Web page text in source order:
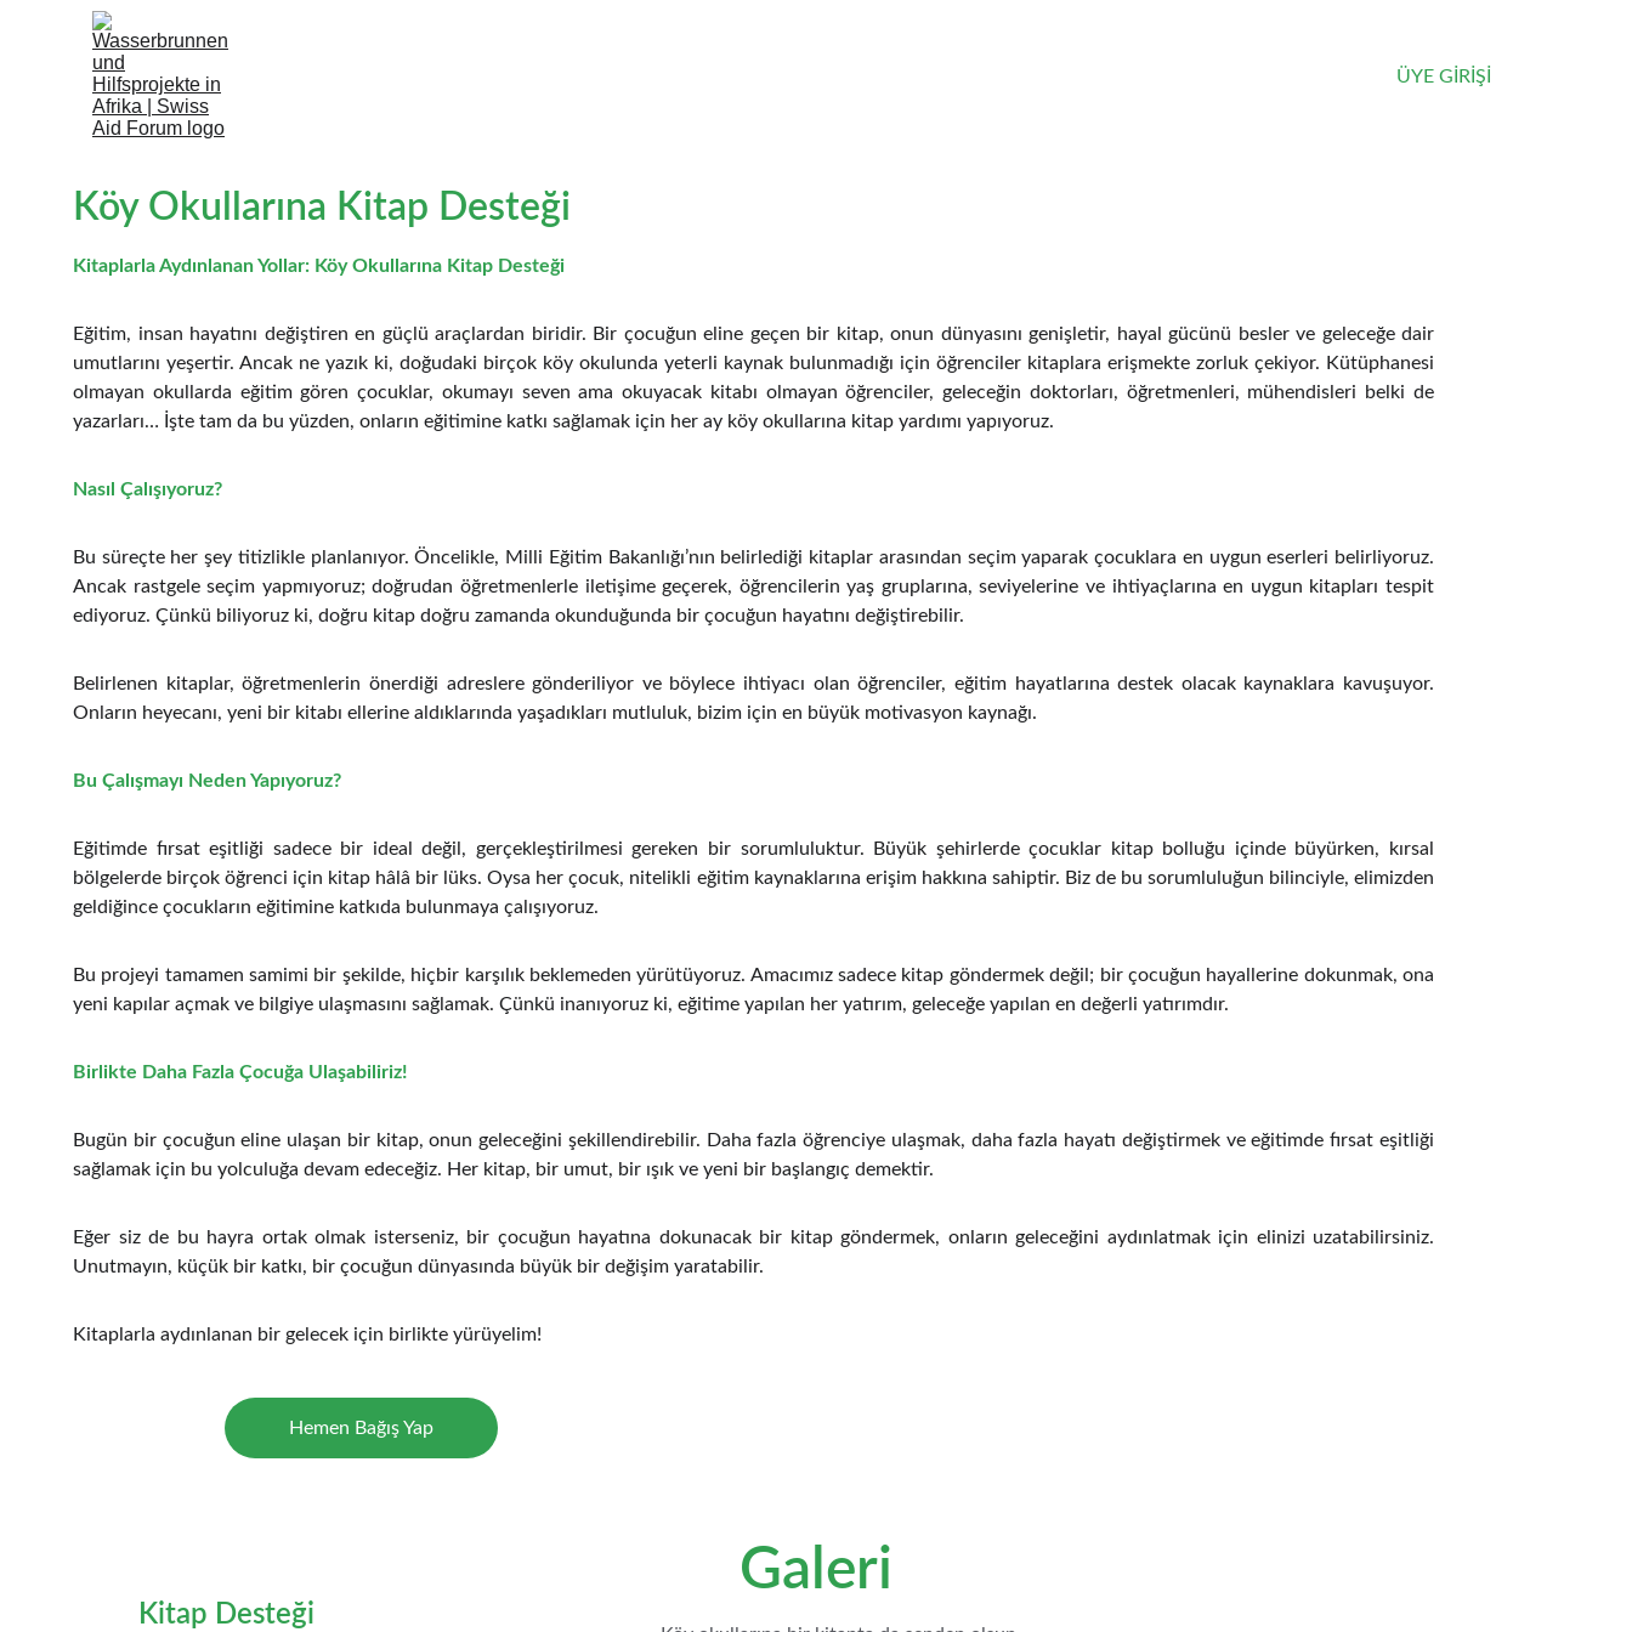
ÜYE GİRİŞİ
Köy Okullarına Kitap Desteği
Kitaplarla Aydınlanan Yollar: Köy Okullarına Kitap Desteği
Eğitim, insan hayatını değiştiren en güçlü araçlardan biridir. Bir çocuğun eline geçen bir kitap, onun dünyasını genişletir, hayal gücünü besler ve geleceğe dair
umutlarını yeşertir. Ancak ne yazık ki, doğudaki birçok köy okulunda yeterli kaynak bulunmadığı için öğrenciler kitaplara erişmekte zorluk çekiyor. Kütüphanesi
olmayan okullarda eğitim gören çocuklar, okumayı seven ama okuyacak kitabı olmayan öğrenciler, geleceğin doktorları, öğretmenleri, mühendisleri belki de
yazarları… İşte tam da bu yüzden, onların eğitimine katkı sağlamak için her ay köy okullarına kitap yardımı yapıyoruz.
Nasıl Çalışıyoruz?
Bu süreçte her şey titizlikle planlanıyor. Öncelikle, Milli Eğitim Bakanlığı’nın belirlediği kitaplar arasından seçim yaparak çocuklara en uygun eserleri belirliyoruz.
Ancak rastgele seçim yapmıyoruz; doğrudan öğretmenlerle iletişime geçerek, öğrencilerin yaş gruplarına, seviyelerine ve ihtiyaçlarına en uygun kitapları tespit
ediyoruz. Çünkü biliyoruz ki, doğru kitap doğru zamanda okunduğunda bir çocuğun hayatını değiştirebilir.
Belirlenen kitaplar, öğretmenlerin önerdiği adreslere gönderiliyor ve böylece ihtiyacı olan öğrenciler, eğitim hayatlarına destek olacak kaynaklara kavuşuyor.
Onların heyecanı, yeni bir kitabı ellerine aldıklarında yaşadıkları mutluluk, bizim için en büyük motivasyon kaynağı.
Bu Çalışmayı Neden Yapıyoruz?
Eğitimde fırsat eşitliği sadece bir ideal değil, gerçekleştirilmesi gereken bir sorumluluktur. Büyük şehirlerde çocuklar kitap bolluğu içinde büyürken, kırsal
bölgelerde birçok öğrenci için kitap hâlâ bir lüks. Oysa her çocuk, nitelikli eğitim kaynaklarına erişim hakkına sahiptir. Biz de bu sorumluluğun bilinciyle, elimizden
geldiğince çocukların eğitimine katkıda bulunmaya çalışıyoruz.
Bu projeyi tamamen samimi bir şekilde, hiçbir karşılık beklemeden yürütüyoruz. Amacımız sadece kitap göndermek değil; bir çocuğun hayallerine dokunmak, ona
yeni kapılar açmak ve bilgiye ulaşmasını sağlamak. Çünkü inanıyoruz ki, eğitime yapılan her yatırım, geleceğe yapılan en değerli yatırımdır.
Birlikte Daha Fazla Çocuğa Ulaşabiliriz!
Bugün bir çocuğun eline ulaşan bir kitap, onun geleceğini şekillendirebilir. Daha fazla öğrenciye ulaşmak, daha fazla hayatı değiştirmek ve eğitimde fırsat eşitliği
sağlamak için bu yolculuğa devam edeceğiz. Her kitap, bir umut, bir ışık ve yeni bir başlangıç demektir.
Eğer siz de bu hayra ortak olmak isterseniz, bir çocuğun hayatına dokunacak bir kitap göndermek, onların geleceğini aydınlatmak için elinizi uzatabilirsiniz.
Unutmayın, küçük bir katkı, bir çocuğun dünyasında büyük bir değişim yaratabilir.
Kitaplarla aydınlanan bir gelecek için birlikte yürüyelim!
Hemen Bağış Yap
Galeri
Kitap Desteği